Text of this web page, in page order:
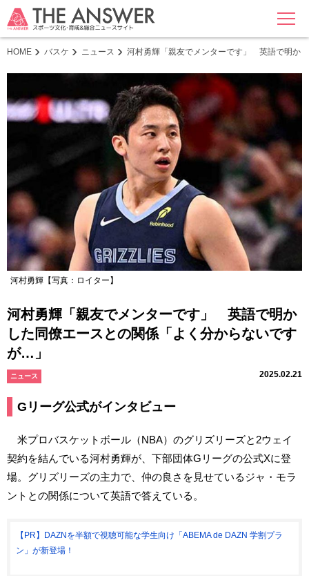
MENU
HOME バスケ ニュース 河村勇輝「親友でメンターです」 英語で明か
河村勇輝【写真：ロイター】
河村勇輝「親友でメンターです」 英語で明か
した同僚エースとの関係「よく分からないです
が…」
ニュース 2025.02.21
Gリーグ公式がインタビュー
米プロバスケットボール（NBA）のグリズリーズと2ウェイ
契約を結んでいる河村勇輝が、下部団体Gリーグの公式Xに登
場。グリズリーズの主力で、仲の良さを見せているジャ・モラ
ントとの関係について英語で答えている。
【PR】DAZNを半額で視聴可能な学生向け「ABEMA de DAZN 学割プラ
ン」が新登場！